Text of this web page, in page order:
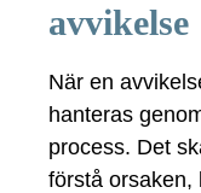
avvikelse
När en
hanteras
process. Det
förstå orsaken,